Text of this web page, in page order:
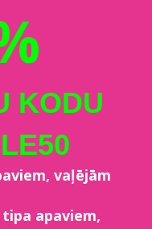
KODU
vaļējām
apaviem,